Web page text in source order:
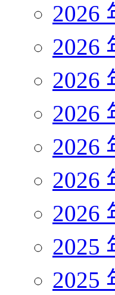
2026
2026
2026
2026
2026
2026
2026
2025
2025